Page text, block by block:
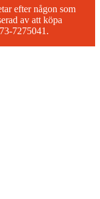
efter någon som
av att köpa
7275041.